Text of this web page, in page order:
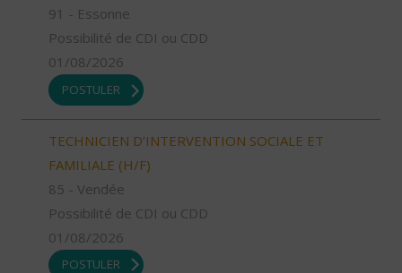
91 - Essonne
Possibilité de CDI ou CDD
01/08/2026
POSTULER
TECHNICIEN D’INTERVENTION SOCIALE ET
FAMILIALE (H/F)
85 - Vendée
Possibilité de CDI ou CDD
01/08/2026
POSTULER